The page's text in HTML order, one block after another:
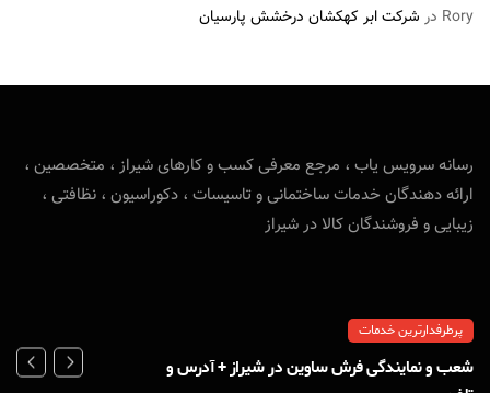
Rory در شرکت ابر کهکشان درخشش پارسیان
رسانه سرویس یاب ، مرجع معرفی کسب و کارهای شیراز ، متخصصین ،
ارائه دهندگان خدمات ساختمانی و تاسیسات ، دکوراسیون ، نظافتی ،
زیبایی و فروشندگان کالا در شیراز
پرطرفدارترین خدمات
شعب و نمایندگی فرش ساوین در شیراز + آدرس و